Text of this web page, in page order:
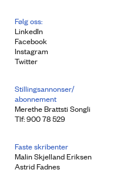
Følg oss:
LinkedIn
Facebook
Instagram
Twitter
Stillingsannonser/
abonnement
Merethe Brattsti Songli
Tlf: 900 78 529
Faste skribenter
Malin Skjelland Eriksen
Astrid Fadnes